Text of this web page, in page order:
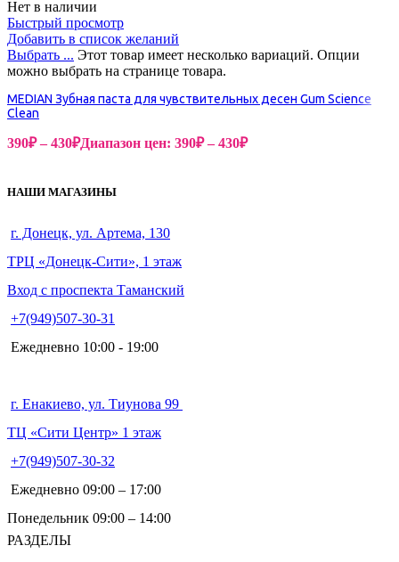
Нет в наличии
Быстрый просмотр
Добавить в список желаний
Выбрать ... Этот товар имеет несколько вариаций. Опции
можно выбрать на странице товара.
MEDIAN Зубная паста для чувствительных десен Gum Science
Clean
390₽ – 430₽Диапазон цен: 390₽ – 430₽
НАШИ МАГАЗИНЫ
г. Донецк, ул. Артема, 130
ТРЦ «Донецк-Сити», 1 этаж
Вход с проспекта Таманский
+7(949)507-30-31
Ежедневно 10:00 - 19:00
г. Енакиево, ул. Тиунова 99
ТЦ «Сити Центр» 1 этаж
+7(949)507-30-32
Ежедневно 09:00 – 17:00
Понедельник 09:00 – 14:00
РАЗДЕЛЫ